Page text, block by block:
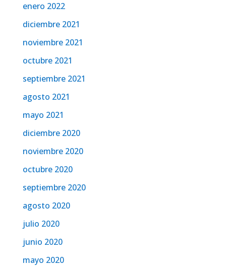
enero 2022
diciembre 2021
noviembre 2021
octubre 2021
septiembre 2021
agosto 2021
mayo 2021
diciembre 2020
noviembre 2020
octubre 2020
septiembre 2020
agosto 2020
julio 2020
junio 2020
mayo 2020